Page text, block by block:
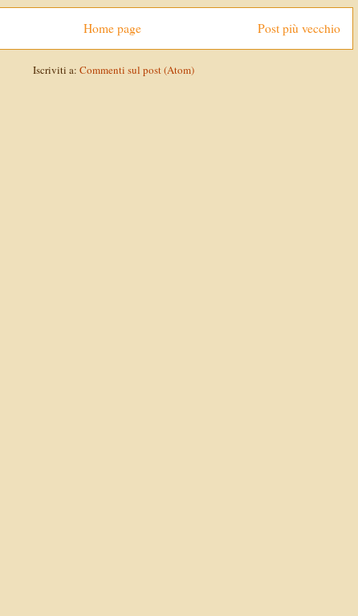
Post più vecchio
Home page
Iscriviti a: Commenti sul post (Atom)